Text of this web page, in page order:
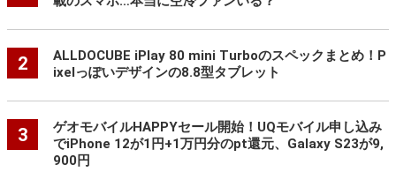
2
ALLDOCUBE iPlay 80 mini Turboのスペックまとめ！P
ixelっぽいデザインの8.8型タブレット
3
ゲオモバイルHAPPYセール開始！UQモバイル申し込み
でiPhone 12が1円+1万円分のpt還元、Galaxy S23が9,
900円